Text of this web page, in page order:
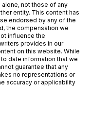
not those of any
entity. This content has
endorsed by any of the
the compensation we
influence the
provides in our
on this website. While
date information that we
guarantee that any
no representations or
accuracy or applicability